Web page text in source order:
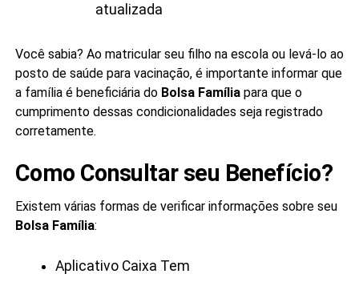
atualizada
Você sabia? Ao matricular seu filho na escola ou levá-lo ao
posto de saúde para vacinação, é importante informar que
a família é beneficiária do Bolsa Famíliapara que o
cumprimento dessas condicionalidades seja registrado
corretamente.
Como Consultar seu Benefício?
Existem várias formas de verificar informações sobre seu
Bolsa Família:
Aplicativo Caixa Tem